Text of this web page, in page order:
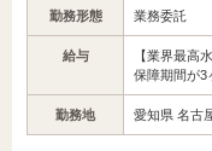
勤務形態 業務委託
給与
【業界最高
保障期間が3
勤務地 愛知県 名古